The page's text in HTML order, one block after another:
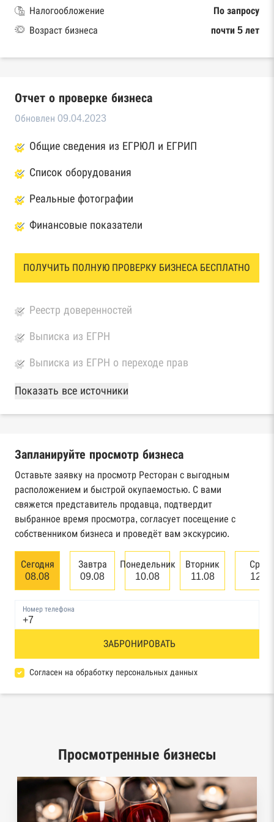
Налогообложение
По запросу
Возраст бизнеса
почти 5 лет
Отчет о проверке бизнеса
Обновлен 09.04.2023
Общие сведения из ЕГРЮЛ и ЕГРИП
Список оборудования
Реальные фотографии
Финансовые показатели
ПОЛУЧИТЬ ПОЛНУЮ ПРОВЕРКУ БИЗНЕСА БЕСПЛАТНО
Реестр доверенностей
Выписка из ЕГРН
Выписка из ЕГРН о переходе прав
База Росстата
Реестры ЕГРЮЛ и ЕГРИП Федеральной
Реестр государственных контрактов
Федерального казначейства
Картотека арбитражных дел Высшего
арбитражного суда
банкротстве юридических лиц
Единый федеральный реестр сведений о
банкротстве физических лиц
Реестр товарных знаков и знаков обслуживания
База исполнительного производства
Реестры лицензий: Росалкоголь,
Росздравнадзор, Рособрнадзор, Роскомнадзор,
Роспотребнадзор, Росприроднадзор,
Ростехнадзор
Показать все источники
Запланируйте просмотр бизнеса
Оставьте заявку на просмотр Ресторан с выгодным
расположением и быстрой окупаемостью. С вами
свяжется представитель продавца, подтвердит
выбранное время просмотра, согласует посещение с
собственником бизнеса и проведёт вам экскурсию.
Сегодня
08.08
Завтра
09.08
Понедельник
10.08
Вторник
11.08
12.08
Номер телефона
ЗАБРОНИРОВАТЬ
Согласен на обработку персональных данных
Просмотренные бизнесы